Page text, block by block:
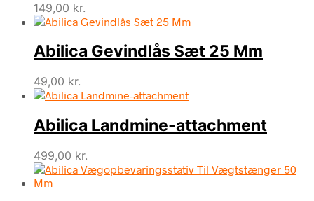
149,00 kr.
Abilica Gevindlås Sæt 25 Mm
49,00 kr.
Abilica Landmine-attachment
499,00 kr.